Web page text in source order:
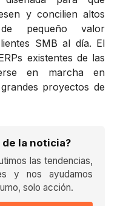
y concilien altos
pequeño valor
SMB al día. El
existentes de las
en marcha en
proyectos de
de la noticia?
las tendencias,
y nos ayudamos
solo acción.